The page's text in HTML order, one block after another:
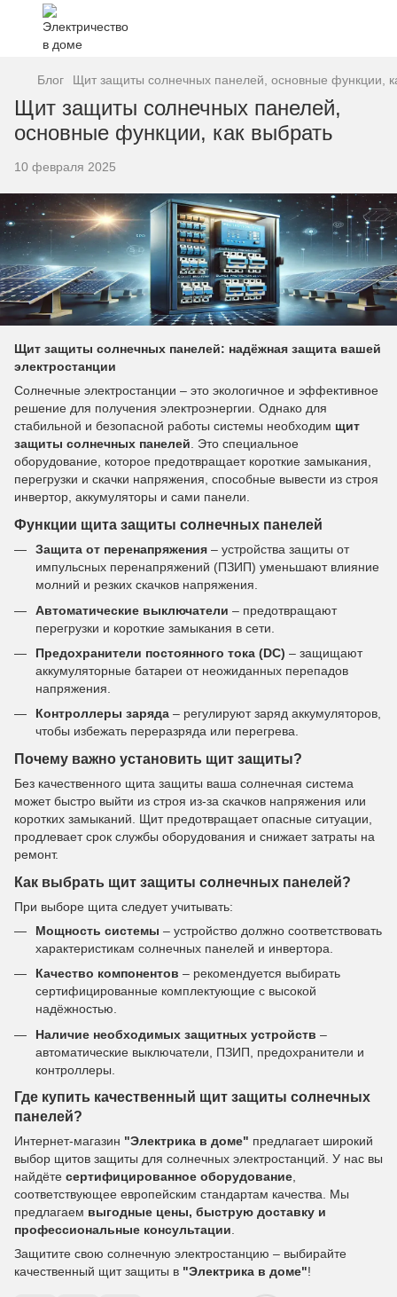
Блог Щит защиты солнечных панелей, основные функции,
Щит защиты солнечных панелей,
основные функции, как выбрать
10 февраля 2025
Щит защиты солнечных панелей: надёжная защита вашей
электростанции
Солнечные электростанции – это экологичное и эффективное
решение для получения электроэнергии. Однако для
стабильной и безопасной работы системы необходим щит
защиты солнечных панелей. Это специальное
оборудование, которое предотвращает короткие замыкания,
перегрузки и скачки напряжения, способные вывести из строя
инвертор, аккумуляторы и сами панели.
Функции щита защиты солнечных панелей
Защита от перенапряжения – устройства защиты от
импульсных перенапряжений (ПЗИП) уменьшают влияние
молний и резких скачков напряжения.
Автоматические выключатели – предотвращают
перегрузки и короткие замыкания в сети.
Предохранители постоянного тока (DC) – защищают
аккумуляторные батареи от неожиданных перепадов
напряжения.
Контроллеры заряда – регулируют заряд аккумуляторов,
чтобы избежать переразряда или перегрева.
Почему важно установить щит защиты?
Без качественного щита защиты ваша солнечная система
может быстро выйти из строя из-за скачков напряжения или
коротких замыканий. Щит предотвращает опасные ситуации,
продлевает срок службы оборудования и снижает затраты на
ремонт.
Как выбрать щит защиты солнечных панелей?
При выборе щита следует учитывать:
Мощность системы – устройство должно соответствовать
характеристикам солнечных панелей и инвертора.
Качество компонентов – рекомендуется выбирать
сертифицированные комплектующие с высокой
надёжностью.
Наличие необходимых защитных устройств –
автоматические выключатели, ПЗИП, предохранители и
контроллеры.
Где купить качественный щит защиты солнечных
панелей?
Интернет-магазин "Электрика в доме" предлагает широкий
выбор щитов защиты для солнечных электростанций. У нас вы
найдёте сертифицированное оборудование,
соответствующее европейским стандартам качества. Мы
предлагаем выгодные цены, быструю доставку и
профессиональные консультации.
Защитите свою солнечную электростанцию – выбирайте
качественный щит защиты в "Электрика в доме"!